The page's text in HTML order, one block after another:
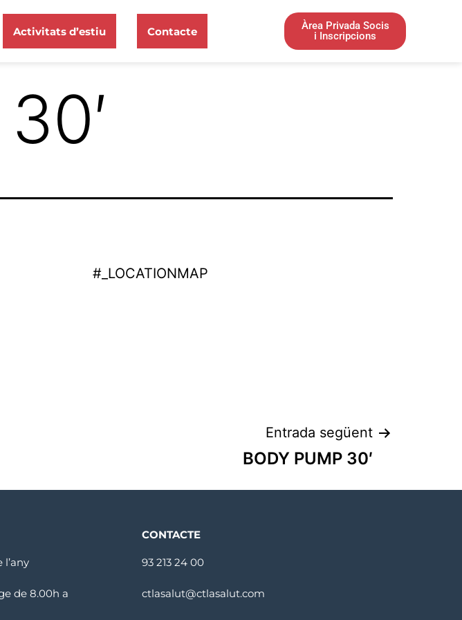
Activitats d’estiu Contacte
Àrea Privada Socis
i Inscripcions
#_LOCATIONMAP
Entrada següent
BODY PUMP 30′
de 8.00h a
CONTACTE
93 213 24 00
ctlasalut@ctlasalut.com